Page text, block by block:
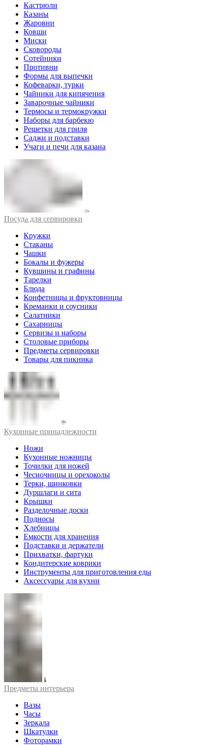
Кастрюли
Казаны
Жаровни
Ковши
Миски
Сковороды
Сотейники
Противни
Формы для выпечки
Кофеварки, турки
Чайники для кипячения
Заварочные чайники
Термосы и термокружки
Наборы для барбекю
Решетки для гриля
Саджи и подставки
Учаги и печи для казана
Посуда для сервировки
Кружки
Стаканы
Чашки
Бокалы и фужеры
Кувшины и графины
Тарелки
Блюда
Конфетницы и фруктовницы
Креманки и соусники
Салатники
Сахарницы
Сервизы и наборы
Столовые приборы
Предметы сервировки
Товары для пикника
Кухонные принадлежности
Ножи
Кухонные ножницы
Точилки для ножей
Чесночницы и орехоколы
Терки, шинковки
Дуршлаги и сита
Крышки
Разделочные доски
Подносы
Хлебницы
Емкости для хранения
Подставки и держатели
Прихватки, фартуки
Кондитерские коврики
Инструменты для приготовления еды
Аксессуары для кухни
Предметы интерьера
Вазы
Часы
Зеркала
Шкатулки
Фоторамки